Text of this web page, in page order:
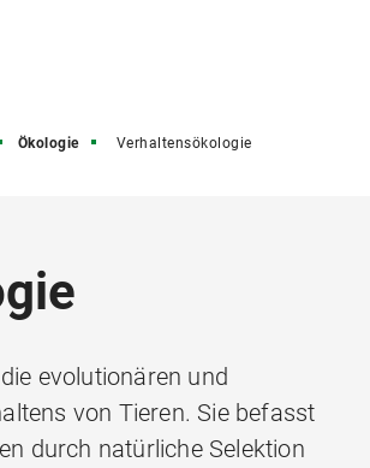
Ökologie Verhaltensökologie
evolutionären und
von Tieren. Sie befasst
durch natürliche Selektion